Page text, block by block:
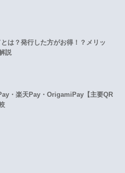
は？発行した方がお得！？メリッ
説
・楽天Pay・OrigamiPay【主要QR